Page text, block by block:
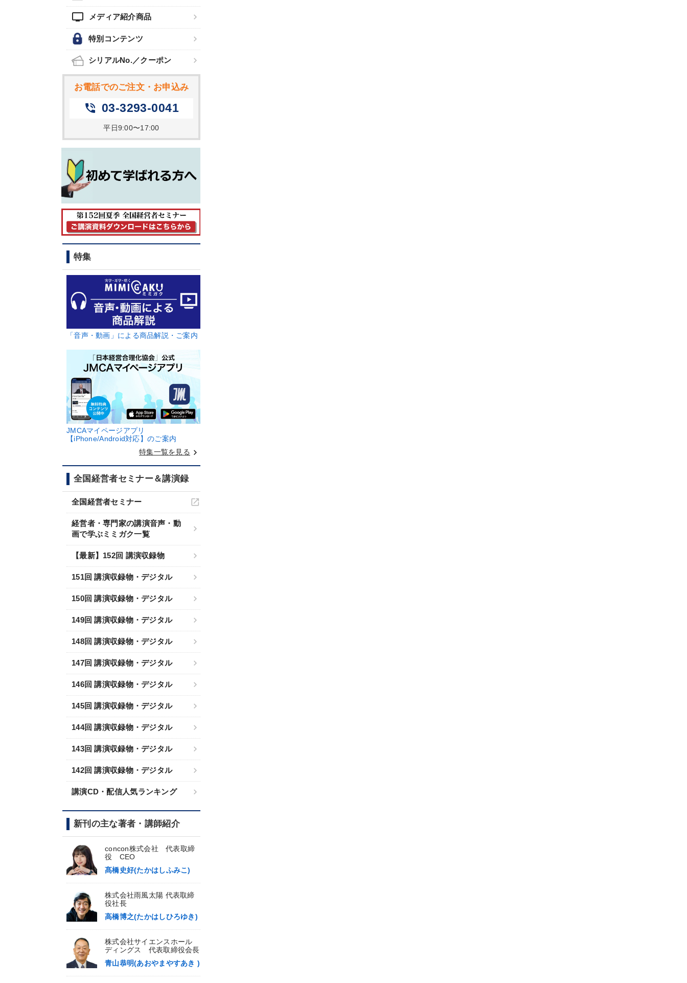
tv メディア紹介商品
特別コンテンツ
シリアルNo.／クーポン
お電話でのご注文・お申込み
phone_in_talk 03-3293-0041
平日9:00〜17:00
特集
「音声・動画」による商品解説・ご案内
JMCAマイページアプリ
【iPhone/Android対応】のご案内
特集一覧を見る keyboard_arrow_right
全国経営者セミナー＆講演録
全国経営者セミナー
経営者・専門家の講演音声・動
画で学ぶミミガク一覧
【最新】152回 講演収録物
151回 講演収録物・デジタル
150回 講演収録物・デジタル
149回 講演収録物・デジタル
148回 講演収録物・デジタル
147回 講演収録物・デジタル
146回 講演収録物・デジタル
145回 講演収録物・デジタル
144回 講演収録物・デジタル
143回 講演収録物・デジタル
142回 講演収録物・デジタル
講演CD・配信人気ランキング
新刊の主な著者・講師紹介
concon株式会社 代表取締
役 CEO
髙橋史好(たかはしふみこ)
株式会社雨風太陽 代表取締
役社長
高橋博之(たかはしひろゆき)
株式会社サイエンスホール
ディングス 代表取締役会長
青山恭明(あおやまやすあき )